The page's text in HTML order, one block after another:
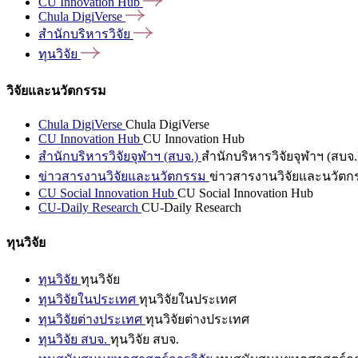
Chula DigiVerse
สำนักบริหารวิจัย
ทุนวิจัย
วิจัยและนวัตกรรม
Chula DigiVerse Chula DigiVerse
CU Innovation Hub CU Innovation Hub
สำนักบริหารวิจัยจุฬาฯ (สบจ.) สำนักบริหารวิจัยจุฬาฯ (สบจ
ข่าวสารงานวิจัยและนวัตกรรม ข่าวสารงานวิจัยและนวัตก
CU Social Innovation Hub CU Social Innovation Hub
CU-Daily Research CU-Daily Research
ทุนวิจัย
ทุนวิจัย ทุนวิจัย
ทุนวิจัยในประเทศ ทุนวิจัยในประเทศ
ทุนวิจัยต่างประเทศ ทุนวิจัยต่างประเทศ
ทุนวิจัย สบจ. ทุนวิจัย สบจ.